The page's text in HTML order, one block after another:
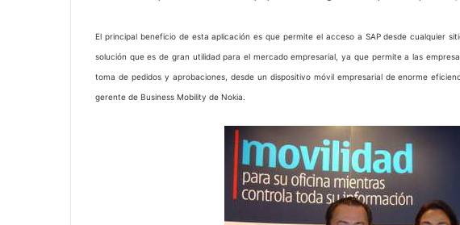
El principal beneficio de esta aplicación es que permite el acceso a SAP desde cualquier
solución que es de gran utilidad para el mercado empresarial, ya que permite a las
toma de pedidos y aprobaciones, desde un dispositivo móvil empresarial de enorme
gerente de Business Mobility de Nokia.